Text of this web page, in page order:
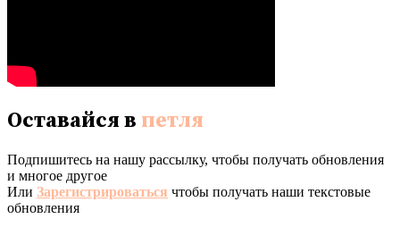
Оставайся в петля
Подпишитесь на нашу рассылку, чтобы получать обновления
и многое другое
Или Зарегистрироваться чтобы получать наши текстовые
обновления